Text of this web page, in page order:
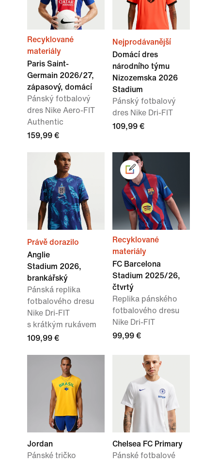
Recyklované
materiály
Paris Saint-
Germain 2026/27,
zápasový, domácí
Pánský fotbalový
dres Nike Aero-FIT
Authentic
159,99 €
Nejprodávanější
Domácí dres
národního týmu
Nizozemska 2026
Stadium
Pánský fotbalový
dres Nike Dri-FIT
109,99 €
Právě dorazilo
Anglie
Stadium 2026,
brankářský
Pánská replika
fotbalového dresu
Nike Dri-FIT
s krátkým rukávem
109,99 €
Recyklované
materiály
FC Barcelona
Stadium 2025/26,
čtvrtý
Replika pánského
fotbalového dresu
Nike Dri-FIT
99,99 €
Jordan
Pánské tričko
Chelsea FC Primary
Pánské fotbalové